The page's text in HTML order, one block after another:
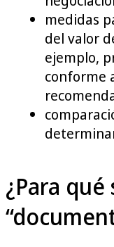
medidas
del valor
ejemplo,
conforme
¿Para